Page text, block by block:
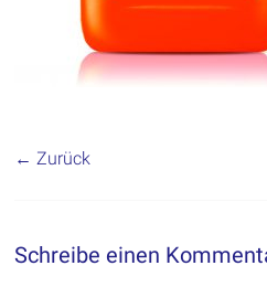
← Zurück
Schreibe einen